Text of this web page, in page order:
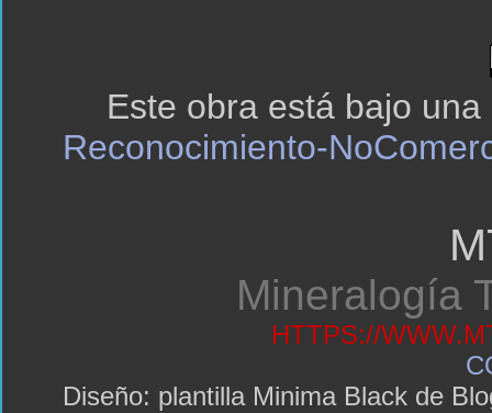
Este obra está bajo una
Reconocimiento-
Mineralogía
HTTPS://
Diseño: plantilla Minima Black de